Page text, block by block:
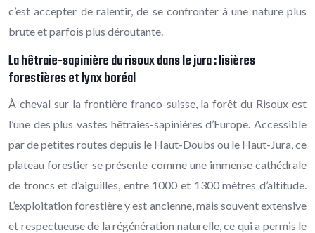
c’est accepter de ralentir, de se confronter à une nature plus
brute et parfois plus déroutante.
La hêtraie-sapinière du risoux dans le jura : lisières
forestières et lynx boréal
À cheval sur la frontière franco-suisse, la forêt du Risoux est
l’une des plus vastes hêtraies-sapinières d’Europe. Accessible
par de petites routes depuis le Haut-Doubs ou le Haut-Jura, ce
plateau forestier se présente comme une immense cathédrale
de troncs et d’aiguilles, entre 1000 et 1300 mètres d’altitude.
L’exploitation forestière y est ancienne, mais souvent extensive
et respectueuse de la régénération naturelle, ce qui a permis le